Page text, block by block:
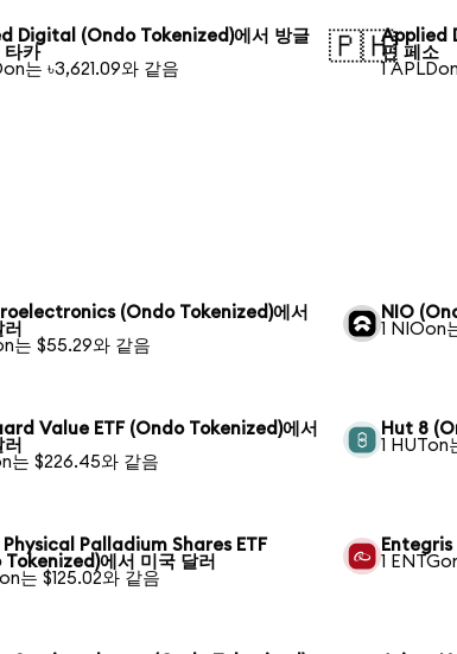
Digital (Ondo Tokenized)에서 방글
타카
는 ৳3,621.09와 같음
🇵🇭Applied
핀 페소
1
(Ondo Tokenized)에서
는 $55.29와 같음
NIO
1 NIOon
Value ETF (Ondo Tokenized)에서
는 $226.45와 같음
Hut 8
1 HUTon
Palladium Shares ETF
에서 미국 달러
는 $125.02와 같음
Entegris
1